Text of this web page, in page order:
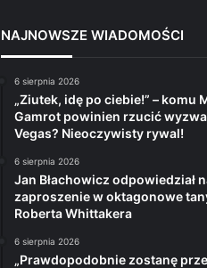
NAJNOWSZE WIADOMOŚCI
6 sierpnia 2026
„Ziutek, idę po ciebie!” – komu
Gamrot powinien rzucić
Vegas? Nieoczywisty rywal!
6 sierpnia 2026
Jan Błachowicz odpowiedział
zaproszenie w oktagonowe
Roberta Whittakera
6 sierpnia 2026
„Prawdopodobnie zostanę